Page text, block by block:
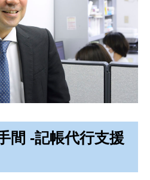
間 -記帳代行支援